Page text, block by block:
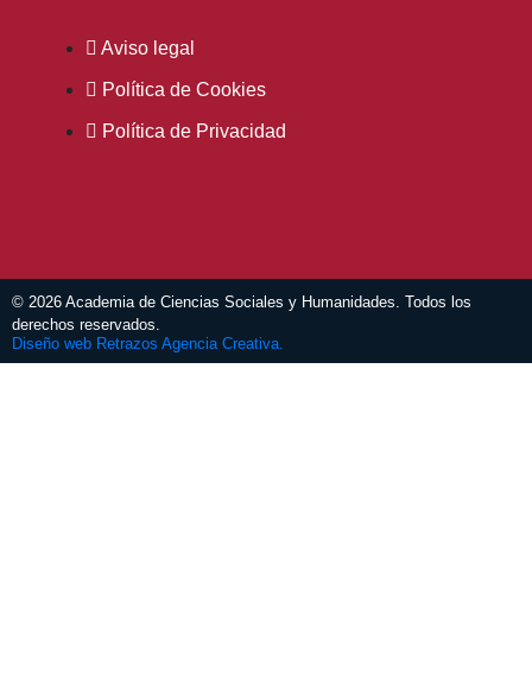
Aviso legal
Política de Cookies
Política de Privacidad
© 2026 Academia de Ciencias Sociales y Humanidades. Todos los
derechos reservados.
Diseño web Retrazos Agencia Creativa.